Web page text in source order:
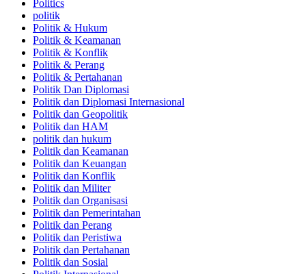
Politics
politik
Politik & Hukum
Politik & Keamanan
Politik & Konflik
Politik & Perang
Politik & Pertahanan
Politik Dan Diplomasi
Politik dan Diplomasi Internasional
Politik dan Geopolitik
Politik dan HAM
politik dan hukum
Politik dan Keamanan
Politik dan Keuangan
Politik dan Konflik
Politik dan Militer
Politik dan Organisasi
Politik dan Pemerintahan
Politik dan Perang
Politik dan Peristiwa
Politik dan Pertahanan
Politik dan Sosial